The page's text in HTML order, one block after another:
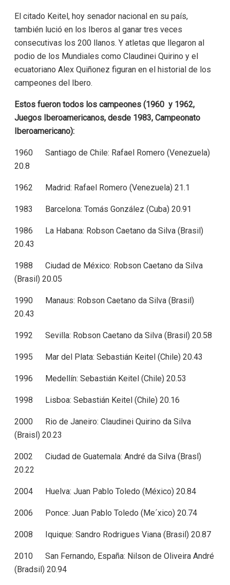
El citado Keitel, hoy senador nacional en su país,
también lució en los Iberos al ganar tres veces
consecutivas los 200 llanos. Y atletas que llegaron al
podio de los Mundiales como Claudinei Quirino y el
ecuatoriano Alex Quiñonez figuran en el historial de los
campeones del Ibero.
Estos fueron todos los campeones (1960 y 1962,
Juegos Iberoamericanos, desde 1983, Campeonato
Iberoamericano):
1960 Santiago de Chile: Rafael Romero (Venezuela)
20.8
1962 Madrid: Rafael Romero (Venezuela) 21.1
1983 Barcelona: Tomás González (Cuba) 20.91
1986 La Habana: Robson Caetano da Silva (Brasil)
20.43
1988 Ciudad de México: Robson Caetano da Silva
(Brasil) 20.05
1990 Manaus: Robson Caetano da Silva (Brasil)
20.43
1992 Sevilla: Robson Caetano da Silva (Brasil) 20.58
1995 Mar del Plata: Sebastián Keitel (Chile) 20.43
1996 Medellín: Sebastián Keitel (Chile) 20.53
1998 Lisboa: Sebastián Keitel (Chile) 20.16
2000 Rio de Janeiro: Claudinei Quirino da Silva
(Braisl) 20.23
2002 Ciudad de Guatemala: André da Silva (Brasl)
20.22
2004 Huelva: Juan Pablo Toledo (México) 20.84
2006 Ponce: Juan Pablo Toledo (Me´xico) 20.74
2008 Iquique: Sandro Rodrigues Viana (Brasil) 20.87
2010 San Fernando, España: Nilson de Oliveira André
(Bradsil) 20.94